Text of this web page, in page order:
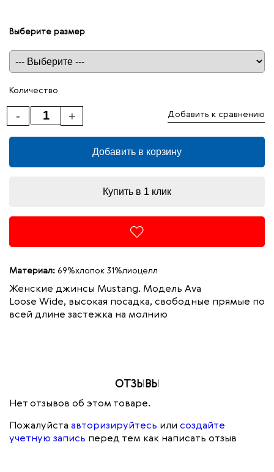
Выберите размер
Таблица размеров
Количество
+
- Добавить к сравнению
Добавить в корзину
Купить в 1 клик
Материал: 69%хлопок 31%лиоцелл
Женские джинсы Mustang. Модель Ava
Loose Wide, высокая посадка, свободные прямые по
всей длине застежка на молнию
ОТЗЫВЫ
Нет отзывов об этом товаре.
Пожалуйста авторизируйтесь или создайте
учетную запись перед тем как написать отзыв